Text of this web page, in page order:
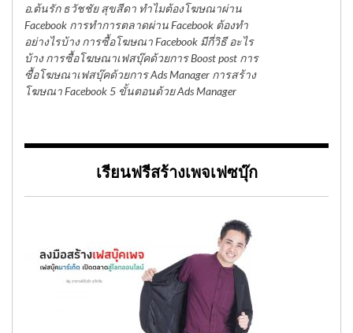
อ.ต้นรัก ธวัชชัย สุขสีดา ทำไมต้องโฆษณาผ่าน
Facebook การทำการตลาดผ่าน Facebook ต้องทำ
อย่างไรบ้าง การซื้อโฆษณา Facebook มีกี่วิธี อะไร
บ้าง การซื้อโฆษณาเฟสบุ๊คด้วยการ Boost post การ
ซื้อโฆษณาเฟสบุ๊คด้วยการ Ads Manager การสร้าง
โฆษณา Facebook 5 ขั้นตอนด้วย Ads Manager
เรียนฟรีสร้างเพจเฟซบุ๊ก